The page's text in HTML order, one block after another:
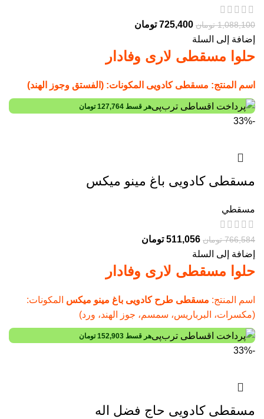
1,088,100 تومان 725,400 تومان
إضافة إلى السلة
حلوا مسقطی لاری وفادار
اسم المنتج: مسقطی کادویی المكونات: (الفستق وجوز الهند)
هر قسط 127,764 تومان
-33%
مسقطی کادویی باغ مینو میکس
مسقطي
766,584 تومان 511,056 تومان
إضافة إلى السلة
حلوا مسقطی لاری وفادار
اسم المنتج: مسقطی طرح کادویی باغ مینو میکس المكونات:
(مكسرات، البرباریس، سمسم، جوز الهند، ورد)
هر قسط 152,903 تومان
-33%
مسقطی کادویی حاج فضل اله